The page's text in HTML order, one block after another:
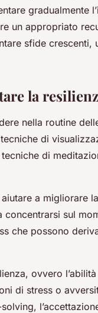
gradualmente
un appropriato
sfide crescenti,
la
nella routine
di
di
a migliorare
sul
che possono
ovvero
di stress o